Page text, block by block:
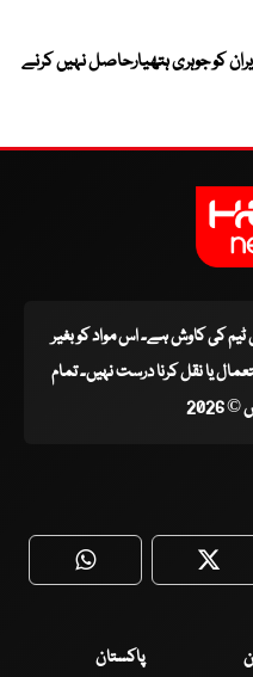
کو جوہری ہتھیارحاصل نہیں کرنے
ٹیم کی کاوش ہے۔ اس مواد کو بغیر
یا نقل کرنا درست نہیں۔ تمام
WhatsApp
پاکستان